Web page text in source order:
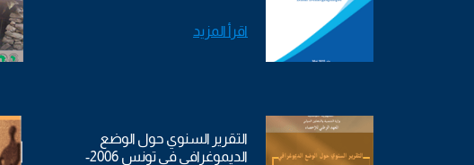
اقرأ المزيد
التقرير السنوي حول الوضع
الديموغرافي في تونس 2006-